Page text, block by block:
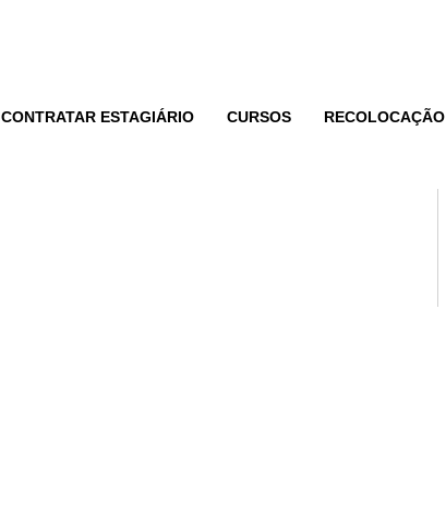
CONTRATAR ESTAGIÁRIO CURSOS RECOLOCAÇÃO